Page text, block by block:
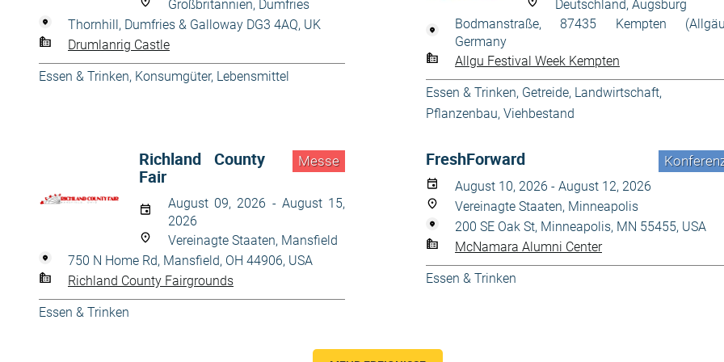
Großbritannien, Dumfries
Thornhill, Dumfries & Galloway DG3 4AQ, UK
Drumlanrig Castle
Essen & Trinken, Konsumgüter, Lebensmittel
Deutschland, Augsburg
Bodmanstraße, 87435 Kempten
Germany
Allgu Festival Week Kempten
Essen & Trinken, Getreide, Landwirtschaft,
Pflanzenbau, Viehbestand
Messe
Richland County
Fair
August 09, 2026 - August 15,
2026
Vereinagte Staaten, Mansfield
750 N Home Rd, Mansfield, OH 44906, USA
Richland County Fairgrounds
Essen & Trinken
FreshForward
August 10, 2026 - August 12, 2026
Vereinagte Staaten, Minneapolis
200 SE Oak St, Minneapolis, MN 55455, USA
McNamara Alumni Center
Essen & Trinken